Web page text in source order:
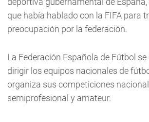
que había hablado con la FIFA para
preocupación por la federación.
La Federación Española de Fútbol
dirigir los equipos nacionales de
organiza sus competiciones
semiprofesional y amateur.